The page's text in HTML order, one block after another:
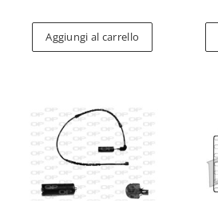
Aggiungi al carrello